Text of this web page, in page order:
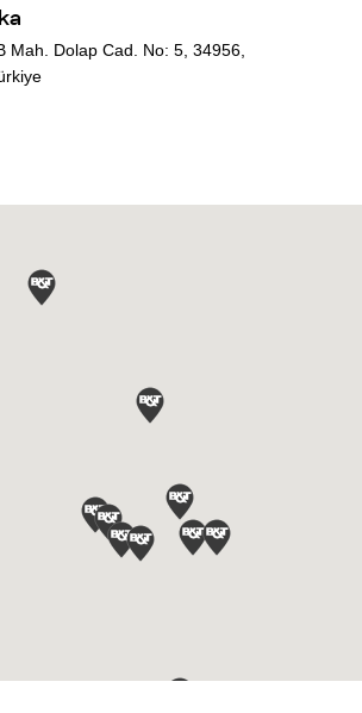
Mah. Dolap Cad. No: 5, 34956,